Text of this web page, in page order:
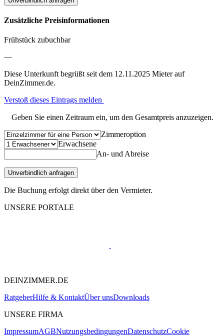
Zusätzliche Preisinformationen
Frühstück zubuchbar
—
Diese Unterkunft begrüßt seit dem 12.11.2025 Mieter auf
DeinZimmer.de.
Verstoß dieses Eintrags melden
Geben Sie einen Zeitraum ein, um den Gesamtpreis anzuzeigen.
Zimmeroption
Erwachsene
An- und Abreise
Unverbindlich anfragen
Die Buchung erfolgt direkt über den Vermieter.
UNSERE PORTALE
DEINZIMMER.DE
RatgeberHilfe & KontaktÜber unsDownloads
UNSERE FIRMA
ImpressumAGBNutzungsbedingungenDatenschutzCookie